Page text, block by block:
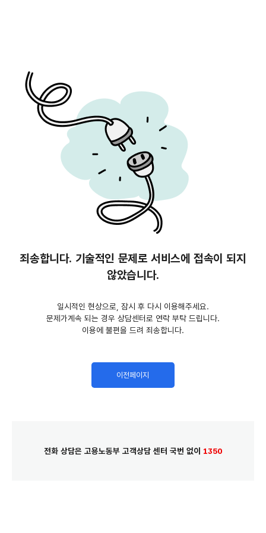
죄송합니다. 기술적인 문제로 서비스에 접속이 되지
않았습니다.
일시적인 현상으로, 잠시 후 다시 이용해주세요.
문제가계속 되는 경우 상담센터로 연락 부탁 드립니다.
이용에 불편을 드려 죄송합니다.
이전페이지
전화 상담은 고용노동부 고객상담 센터 국번 없이 1350